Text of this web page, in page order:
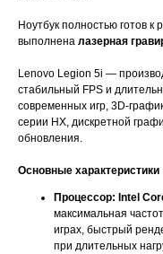
Ноутбук полностью готов к
выполнена лазерная
Lenovo Legion 5i —
стабильный FPS и
современных игр, 3D-
серии HX, дискретной
обновления.
Основные характеристики
Процессор: Intel
максимальная
играх, быстрый
при длительных